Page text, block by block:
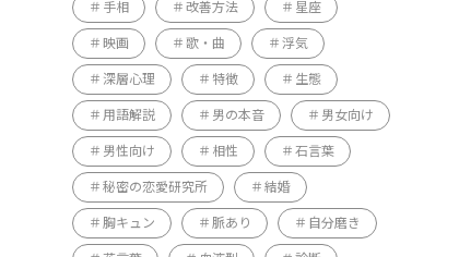
手相 改善方法 星座
映画 歌・曲 浮気
深層心理 特徴 生態
用語解説 男の本音 男女向け
男性向け 相性 石言葉
秘密の恋愛研究所 結婚
胸キュン 脈あり 自分磨き